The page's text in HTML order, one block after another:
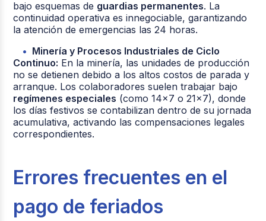
bajo esquemas de guardias permanentes. La
continuidad operativa es innegociable, garantizando
la atención de emergencias las 24 horas.
Minería y Procesos Industriales de Ciclo
Continuo: En la minería, las unidades de producción
no se detienen debido a los altos costos de parada y
arranque. Los colaboradores suelen trabajar bajo
regímenes especiales (como 14x7 o 21x7), donde
los días festivos se contabilizan dentro de su jornada
acumulativa, activando las compensaciones legales
correspondientes.
Errores frecuentes en el
pago de feriados